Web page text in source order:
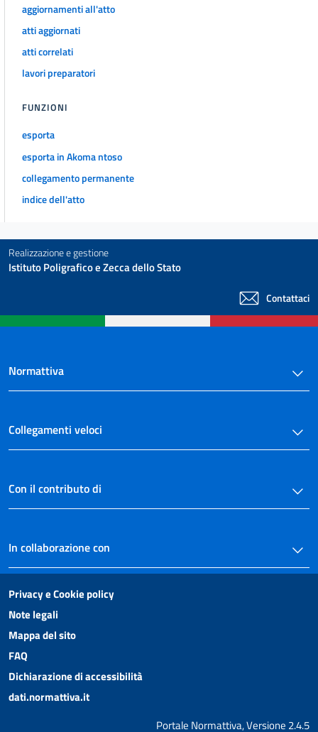
46
46 bis
46 ter
47
48
52
54
55
58
60
Allegato
Allegato
aggiornamenti all'atto
atti aggiornati
atti correlati
lavori preparatori
FUNZIONI
esporta
esporta in Akoma ntoso
collegamento permanente
indice dell'atto
Realizzazione e gestione
Istituto Poligrafico e Zecca dello Stato
Contattaci
Normattiva
Collegamenti veloci
Con il contributo di
In collaborazione con
Privacy e Cookie policy
Note legali
Mappa del sito
FAQ
Dichiarazione di accessibilità
dati.normattiva.it
Portale Normattiva, Versione 2.4.5